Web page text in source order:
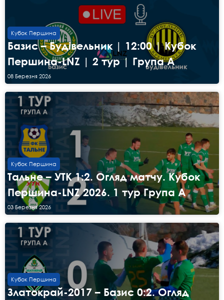
Кубок Першина
Базис – Будівельник | 12:00 | Кубок
Першина-LNZ | 2 тур | Група А
08 Березня 2026
Кубок Першина
Тальне – УТК 1:2. Огляд матчу. Кубок
Першина-LNZ 2026. 1 тур Група А
03 Березня 2026
Кубок Першина
Златокрай-2017 – Базис 0:2. Огляд